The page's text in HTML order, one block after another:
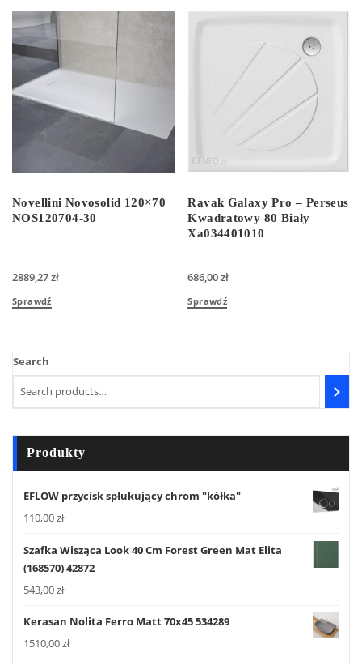
Novellini Novosolid 120×70
NOS120704-30
2889,27zł
Sprawdź
Ravak Galaxy Pro – Perseus
Kwadratowy 80 Biały
Xa034401010
686,00zł
Sprawdź
Search
Produkty
EFLOW przycisk spłukujący chrom "kółka"
110,00zł
Szafka Wisząca Look 40 Cm Forest Green Mat Elita
(168570) 42872
543,00zł
Kerasan Nolita Ferro Matt 70x45 534289
1510,00zł